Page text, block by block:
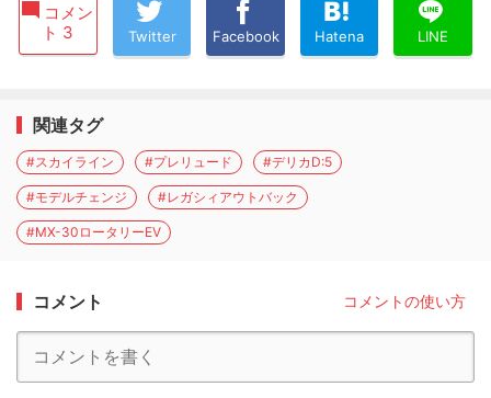
コメン
ト 3
Twitter Facebook Hatena LINE
関連タグ
#スカイライン #プレリュード #デリカD:5
#モデルチェンジ #レガシィアウトバック
#MX-30ロータリーEV
コメント コメントの使い方